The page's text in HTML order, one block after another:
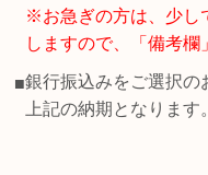
※お急ぎの方は、少し
しますので、「備考欄
■銀行振込みをご選択の
上記の納期となります。